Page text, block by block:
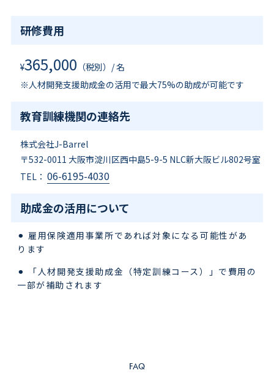
研修費用
¥365,000 （税別）/ 名
※人材開発支援助成金の活用で最大75%の助成が可能です
教育訓練機関の連絡先
株式会社J-Barrel
〒532-0011 大阪市淀川区西中島5-9-5 NLC新大阪ビル802号室
TEL： 06-6195-4030
助成金の活用について
雇用保険適用事業所であれば対象になる可能性があ
ります
「人材開発支援助成金（特定訓練コース）」で費用の
一部が補助されます
FAQ